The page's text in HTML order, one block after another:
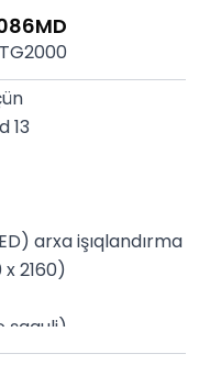
13
arxa işıqlandırma
2160)
şaquli)
dinamik